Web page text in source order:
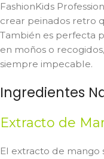
FashionKids
crear peinados retro
También es perfecta
en moños o
siempre impecable.
Ingredientes
Extracto de
El extracto de